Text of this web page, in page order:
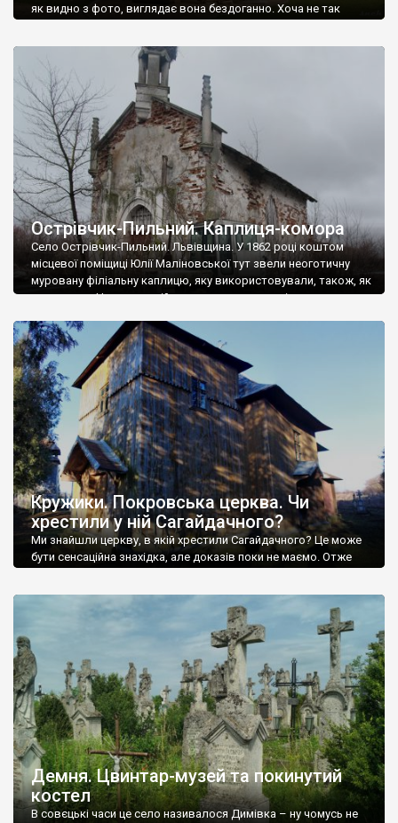
як видно з фото, виглядає вона бездоганно. Хоча не так
краси оригінального вигляду. Серед збережених деталей
сподобались різьблений вівтар, ковані ґрати на вікнах,
оригінальний замок дверей. Ми щиро дякуємо отцю Григорію
[…]
Острівчик-Пильний. Каплиця-комора
Село Острівчик-Пильний. Львівщина. У 1862 році коштом
місцевої поміщиці Юлії Маліновської тут звели неоготичну
муровану філіальну каплицю, яку використовували, також, як
усипальню. Напевне в ній ховали представників роду
колгоспною коморою і зберігали у ній усякий мотолох. Нині
чудова будівля стоїть пусткою на території
сільгосппідприємства. Схоже, що підприємство у приватній
[…]
Кружики. Покровська церква. Чи
хрестили у ній Сагайдачного?
Ми знайшли церкву, в якій хрестили Сагайдачного? Це може
бути сенсаційна знахідка, але доказів поки не маємо. Отже
інший бік Дністра. Дерев’яна Покровська церква у Кружиках,
офіційно, ніби то датується 1891 роком, але документів про
будівництво храму не збереглося […]
Демня. Цвинтар-музей та покинутий
костел
В совєцькі часи це село називалося Димівка – ну чомусь не